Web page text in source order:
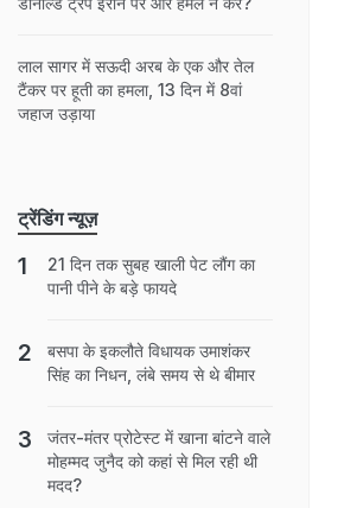
लाल सागर में सऊदी अरब के एक और तेल
टैंकर पर हूती का हमला, 13 दिन में 8वां
जहाज उड़ाया
ट्रेंडिंग न्यूज़
21 दिन तक सुबह खाली पेट लौंग का
पानी पीने के बड़े फायदे
बसपा के इकलौते विधायक उमाशंकर
सिंह का निधन, लंबे समय से थे बीमार
जंतर-मंतर प्रोटेस्ट में खाना बांटने वाले
मोहम्मद जुनैद को कहां से मिल रही थी
मदद?